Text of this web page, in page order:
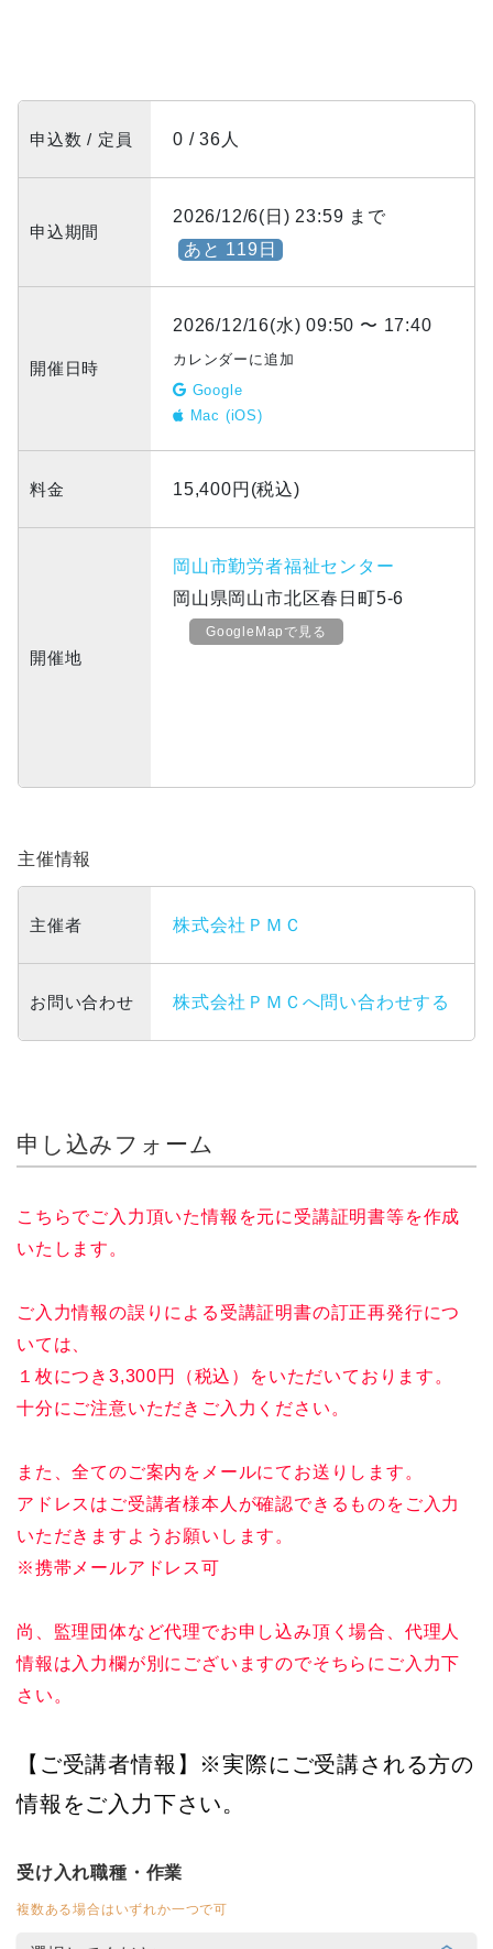
申込数 / 定員 0 / 36人
申込期間
2026/12/6(日) 23:59 まで
あと 119日
開催日時
2026/12/16(水) 09:50 〜 17:40
カレンダーに追加
Google
Mac (iOS)
料金 15,400円(税込)
開催地
岡山市勤労者福祉センター
岡山県岡山市北区春日町5-6
GoogleMapで見る
主催情報
主催者 株式会社ＰＭＣ
お問い合わせ 株式会社ＰＭＣへ問い合わせする
申し込みフォーム
こちらでご入力頂いた情報を元に受講証明書等を作成
いたします。
ご入力情報の誤りによる受講証明書の訂正再発行につ
いては、
１枚につき3,300円（税込）をいただいております。
十分にご注意いただきご入力ください。
また、全てのご案内をメールにてお送りします。
アドレスはご受講者様本人が確認できるものをご入力
いただきますようお願いします。
※携帯メールアドレス可
尚、監理団体など代理でお申し込み頂く場合、代理人
情報は入力欄が別にございますのでそちらにご入力下
さい。
【ご受講者情報】※実際にご受講される方の
情報をご入力下さい。
受け入れ職種・作業
複数ある場合はいずれか一つで可